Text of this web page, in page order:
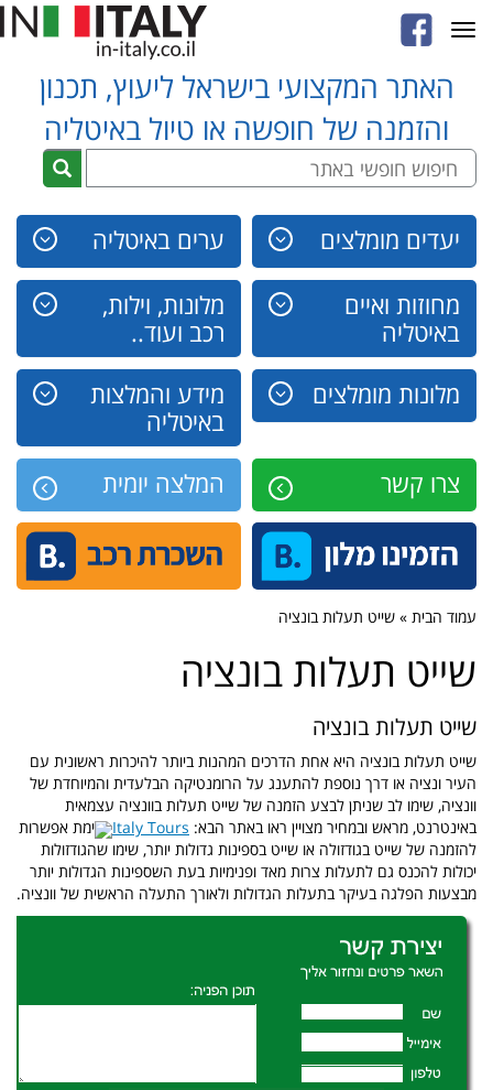
האתר המקצועי בישראל ליעוץ, תכנון
והזמנה של חופשה או טיול באיטליה
יעדים מומלצים ערים באיטליה
מחוזות ואיים
באיטליה
מלונות, וילות,
רכב ועוד..
מלונות מומלצים
מידע והמלצות
באיטליה
צרו קשר
המלצה יומית
Toggle
navigation
עמוד הבית » שייט תעלות בונציה
שייט תעלות בונציה
שייט תעלות בונציה
שייט תעלות בונציה היא אחת הדרכים המהנות ביותר להיכרות ראשונית עם
העיר ונציה או דרך נוספת להתענג על הרומנטיקה הבלעדית והמיוחדת של
וונציה, שימו לב שניתן לבצע הזמנה של שייט תעלות בוונציה עצמאית
באינטרנט, מראש ובמחיר מצויין ראו באתר הבא: Italy Toursקיימת אפשרות
להזמנה של שייט בגודזולה או שייט בספינות גדולות יותר, שימו שהגודזולות
יכולות להכנס גם לתעלות צרות מאד ופנימיות בעת השספינות הגדולות יותר
מבצעות הפלגה בעיקר בתעלות הגדולות ולאורך התעלה הראשית של וונציה.